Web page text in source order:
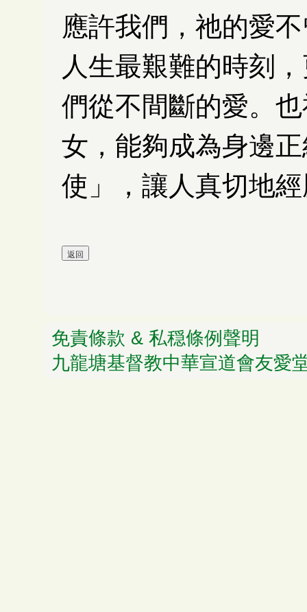
應許我們，祂的愛
人生最艱難的時刻
們從不間斷的愛。
女，能夠成為身邊
使」，讓人真切地
免責條款 & 私穏條例聲明
九龍塘基督教中華宣道會友愛